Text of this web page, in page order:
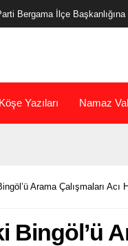
Bergama İlçe
Köşe Yazıları Namaz
Arama Çalışmaları Acı
Bingöl’ü